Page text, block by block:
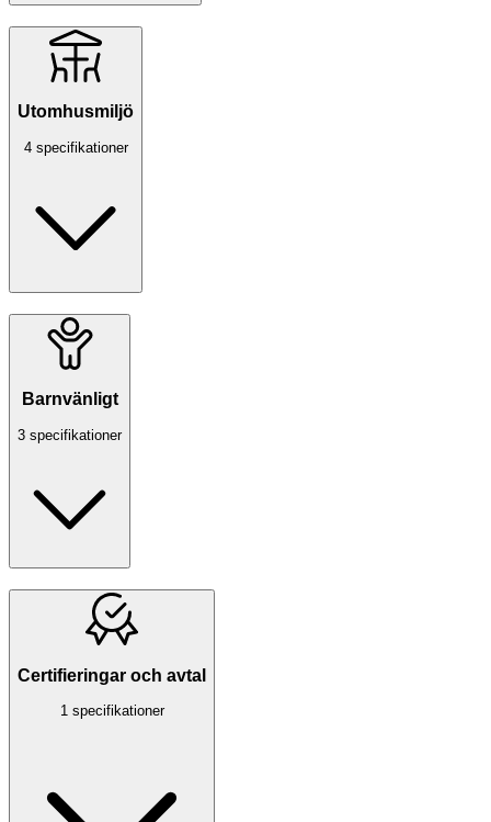
Utomhusmiljö
4 specifikationer
Barnvänligt
3 specifikationer
Certifieringar och avtal
1 specifikationer